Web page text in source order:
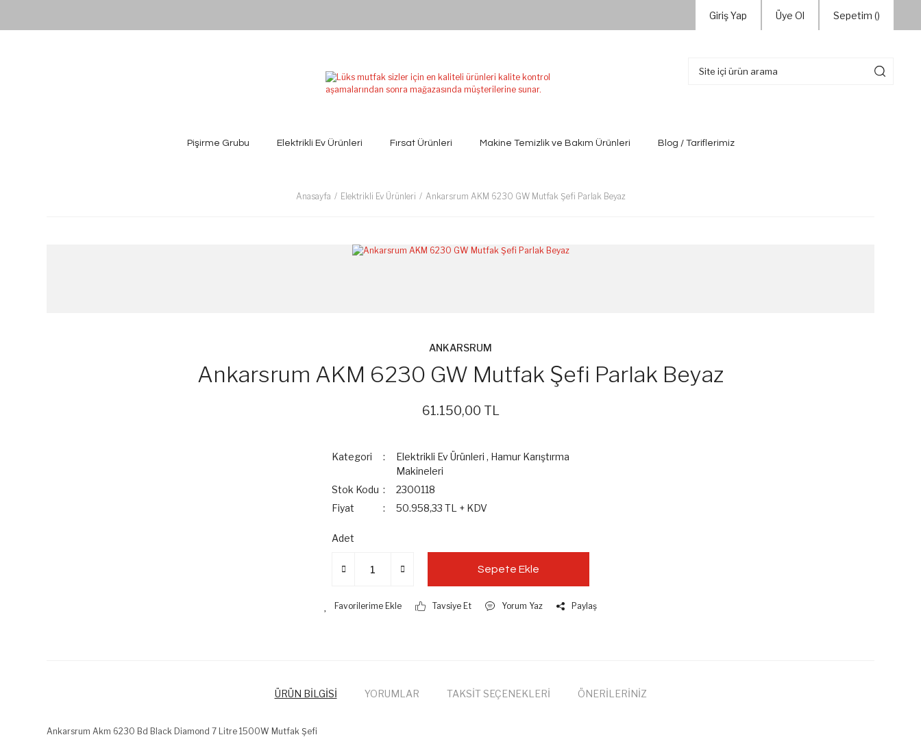
Giriş Yap Üye Ol Sepetim ()
Pişirme Grubu Elektrikli Ev Ürünleri Fırsat Ürünleri Makine Temizlik ve Bakım Ürünleri Blog / Tariflerimiz
Anasayfa Elektrikli Ev Ürünleri Ankarsrum AKM 6230 GW Mutfak Şefi Parlak Beyaz
ANKARSRUM
Ankarsrum AKM 6230 GW Mutfak Şefi Parlak Beyaz
61.150,00 TL
Kategori Elektrikli Ev Ürünleri , Hamur Karıştırma
Makineleri
Stok Kodu
2300118
Fiyat
50.958,33 TL + KDV
Adet
Sepete Ekle
Tavsiye Et Yorum Yaz Paylaş
ÜRÜN BİLGİSİ YORUMLAR TAKSİT SEÇENEKLERİ ÖNERİLERİNİZ
Ankarsrum Akm 6230 Bd Black Diamond 7 Litre 1500W Mutfak Şefi